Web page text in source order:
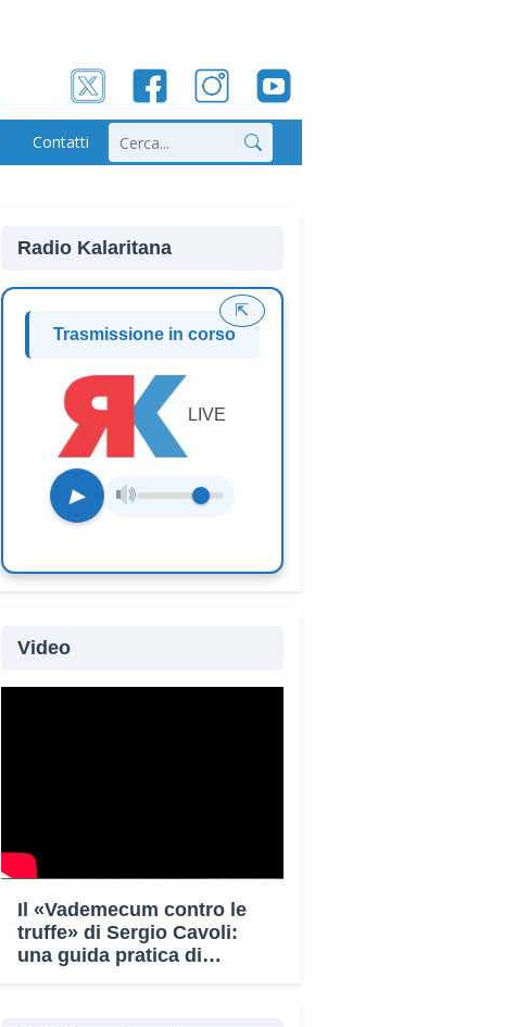
Contatti Cerca
Radio Kalaritana
Trasmissione in corso
LIVE
▶
⇱
Video
Il «Vademecum contro le
truffe» di Sergio Cavoli:
una guida pratica di